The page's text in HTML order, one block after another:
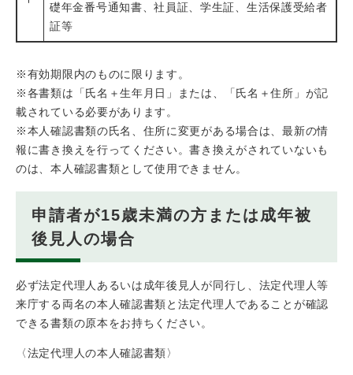
礎年金番号通知書、社員証、学生証、生活保護受給者
証等
※有効期限内のものに限ります。
※各書類は「氏名＋生年月日」または、「氏名＋住所」が記
載されている必要があります。
※本人確認書類の氏名、住所に変更がある場合は、最新の情
報に書き換えを行ってください。書き換えがされていないも
のは、本人確認書類として使用できません。
申請者が15歳未満の方または成年被
後見人の場合
必ず法定代理人あるいは成年後見人が同行し、法定代理人等
来庁する両名の本人確認書類と法定代理人であることが確認
できる書類の原本をお持ちください。
〈法定代理人の本人確認書類〉